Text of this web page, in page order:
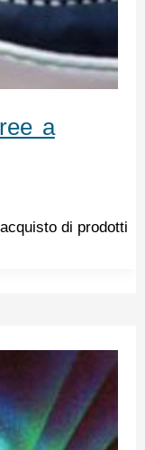
a
di prodotti